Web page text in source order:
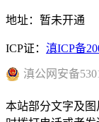
地址：暂未开通
ICP证： 滇ICP备
滇公网安备
本站部分文字及